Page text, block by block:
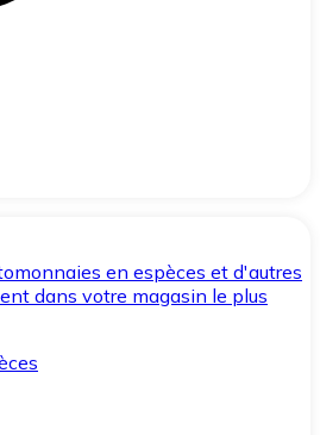
en espèces et d'autres
dans votre magasin le plus